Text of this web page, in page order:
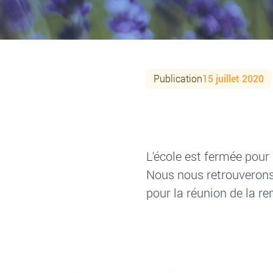
Publication15 juillet 2020
L'école est fermée
Nous nous
pour la réunion de la